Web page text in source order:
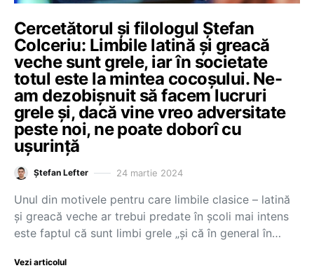
Cercetătorul și filologul Ștefan
Colceriu: Limbile latină și greacă
veche sunt grele, iar în societate
totul este la mintea cocoșului. Ne-
am dezobișnuit să facem lucruri
grele și, dacă vine vreo adversitate
peste noi, ne poate doborî cu
ușurință
Ștefan Lefter 24 martie 2024
Unul din motivele pentru care limbile clasice – latină
și greacă veche ar trebui predate în școli mai intens
este faptul că sunt limbi grele „și că în general în…
Vezi articolul